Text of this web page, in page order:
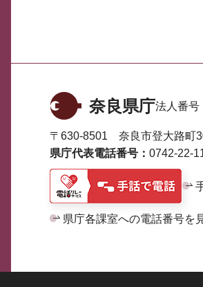
奈良県庁法人番号
〒630-8501 奈良市登大路町
県庁代表電話番号： 0742-22-
県庁各課室への電話番号を